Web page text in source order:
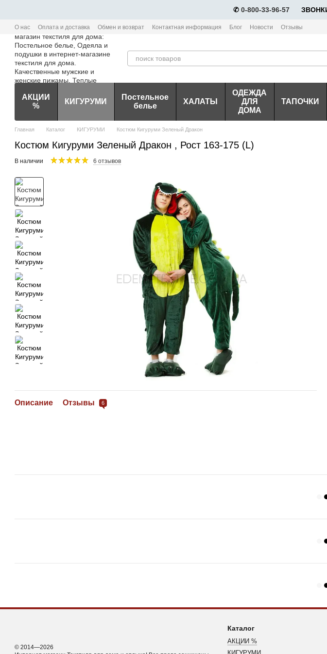
✆ 0-800-33-96-57
О нас Оплата и доставка Обмен и возврат Контактная информация Блог Новости
Отзывы
Политика конфиденциальности мобильного приложения Edem-Textile
АКЦИИ
%
КИГУРУМИ
Постельное
белье
ХАЛАТЫ
ОДЕЖДА
ДЛЯ
ДОМА
ТАПОЧКИ
Главная Каталог КИГУРУМИ Костюм Кигуруми Зеленый Дракон
Костюм Кигуруми Зеленый Дракон , Рост 163-175 (L)
В наличии 6 отзывов
Описание Отзывы 6
© 2014—2026
Каталог
АКЦИИ %